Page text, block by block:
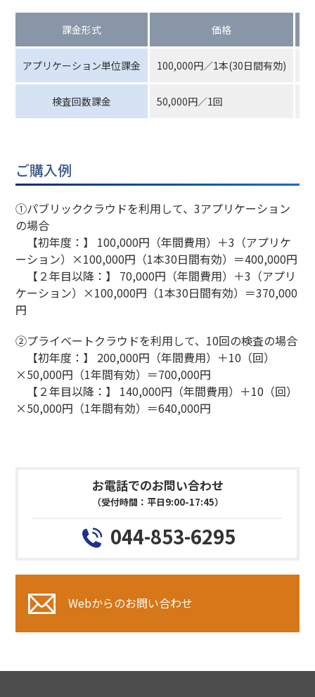
課金形式 価格
アプリケーション単位課金 100,000円／1本(30日間有効)
検査回数課金 50,000円／1回
ご購入例
①パブリッククラウドを利用して、3アプリケーション
の場合
【初年度：】 100,000円（年間費用）＋3（アプリケ
ーション）×100,000円（1本30日間有効）＝400,000円
【２年目以降：】 70,000円（年間費用）＋3（アプリ
ケーション）×100,000円（1本30日間有効）＝370,000
円
②プライベートクラウドを利用して、10回の検査の場合
【初年度：】 200,000円（年間費用）＋10（回）
×50,000円（1年間有効）＝700,000円
【２年目以降：】 140,000円（年間費用）＋10（回）
×50,000円（1年間有効）＝640,000円
お電話でのお問い合わせ
（受付時間：平日9:00-17:45）
044-853-6295
Webからのお問い合わせ